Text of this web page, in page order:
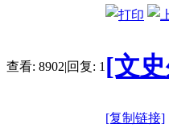
查看: 8902|回复: 1 [文
[复制链接]